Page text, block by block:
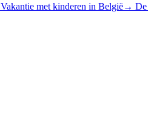
Vakantie met kinderen in België→